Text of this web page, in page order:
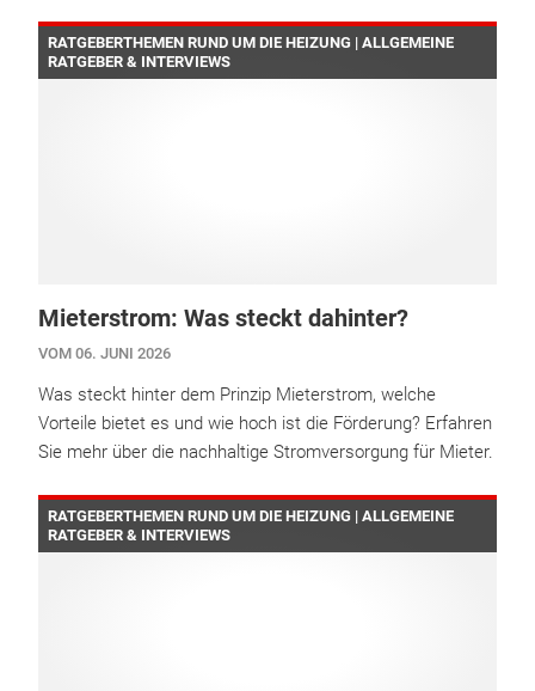
RATGEBERTHEMEN RUND UM DIE HEIZUNG | ALLGEMEINE
RATGEBER & INTERVIEWS
Mieterstrom: Was steckt dahinter?
VOM 06. JUNI 2026
Was steckt hinter dem Prinzip Mieterstrom, welche
Vorteile bietet es und wie hoch ist die Förderung? Erfahren
Sie mehr über die nachhaltige Stromversorgung für Mieter.
RATGEBERTHEMEN RUND UM DIE HEIZUNG | ALLGEMEINE
RATGEBER & INTERVIEWS